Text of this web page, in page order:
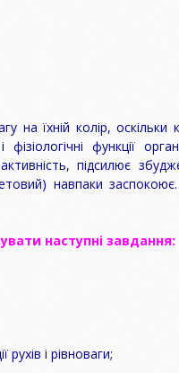
на їхній колір,
функції
підсилює
навпаки
наступні завдання:
і рівноваги;